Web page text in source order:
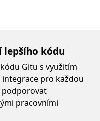
lepšího kódu
Gitu s využitím
pro každou
podporovat
pracovními